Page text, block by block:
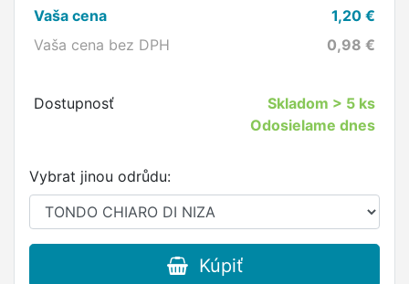
Vaša cena
1,20 €
Vaša cena bez DPH
0,98 €
Dostupnosť Skladom > 5 ks
Odosielame dnes
Vybrat jinou odrůdu:
Kúpiť